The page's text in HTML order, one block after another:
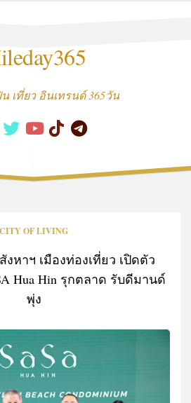
เที่ยว อินเทรนด์ 365วัน
CITY OF LIVING
หาฯ เมืองท่องเที่ยว เปิดตัว
Hua Hin รุกตลาด รับดีมานด์
พุ่ง